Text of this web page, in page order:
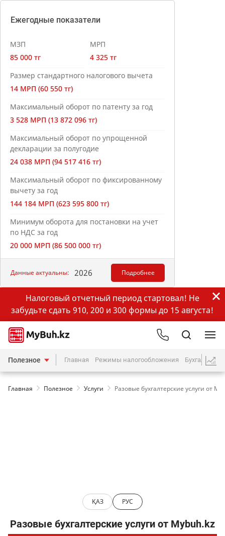
Ежегодные показатели
МЗП
85 000 тг
МРП
4 325 тг
Размер стандартного налогового вычета
14 МРП (60 550 тг)
Максимальный оборот по патенту за год
3 528 МРП (13 872 096 тг)
Максимальный оборот по упрощенной
декларации за полугодие
24 038 МРП (94 517 416 тг)
Максимальный оборот по фиксированному
вычету за год
144 184 МРП (623 595 800 тг)
Минимум оборота для постановки на учет
по НДС за год
20 000 МРП (86 500 000 тг)
Данные актуальны: 2026 Подробнее
Налоговый отчетный период стартовал! Не
забудьте сдать 910, 200 и 300 формы до 15 августа!
Полезное Главная Режимы налогообложения Бухгалтерия
Главная Полезное Услуги Разовые бухгалтерские услуги от
Разовые бухгалтерские услуги от Mybuh.kz
ҚАЗ РУС